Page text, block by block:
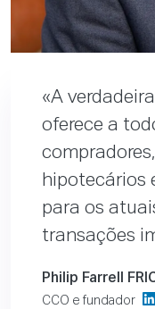
A
oferece a
hipotecários
para os
transações
Philip Farrell
CCO e fundador